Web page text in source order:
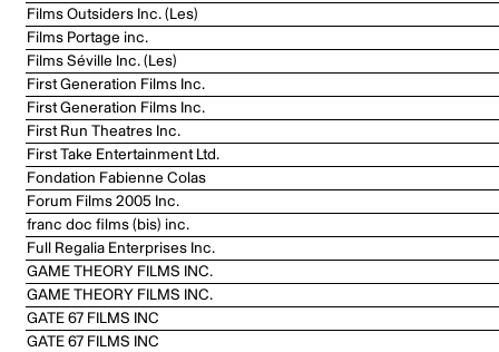
Films Outsiders Inc. (Les)
Films Portage inc.
Films Séville Inc. (Les)
First Generation Films Inc.
First Generation Films Inc.
First Run Theatres Inc.
First Take Entertainment Ltd.
Fondation Fabienne Colas
Forum Films 2005 Inc.
franc doc films (bis) inc.
Full Regalia Enterprises Inc.
GAME THEORY FILMS INC.
GAME THEORY FILMS INC.
GATE 67 FILMS INC
GATE 67 FILMS INC